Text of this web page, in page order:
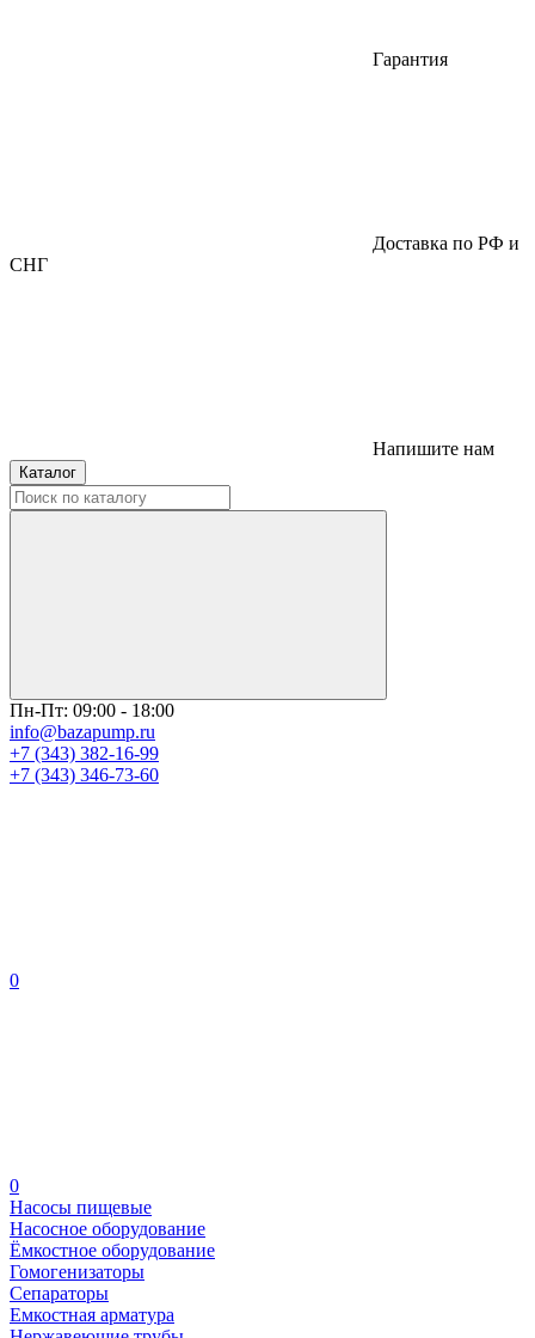
Гарантия
Доставка по РФ и
СНГ
Напишите нам
Каталог
Пн-Пт: 09:00 - 18:00
info@bazapump.ru
+7 (343) 382-16-99
+7 (343) 346-73-‬60
0
0
Насосы пищевые
Насосное оборудование
Ёмкостное оборудование
Гомогенизаторы
Сепараторы
Емкостная арматура